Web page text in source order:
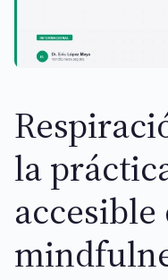
la
accesible